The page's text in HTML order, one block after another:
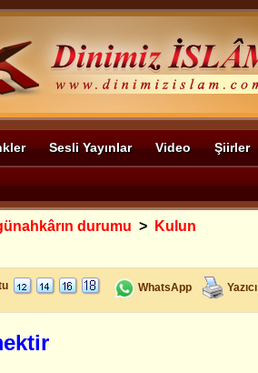
Sesli Yayınlar Video Şiirler
durumu >
Kulun
WhatsApp Yazıcı